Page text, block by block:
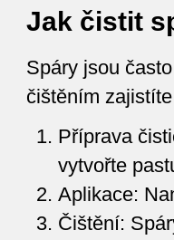
Jak čistit
Spáry jsou
čištěním
Příprava
vytvořte
Aplikace:
Čištění: